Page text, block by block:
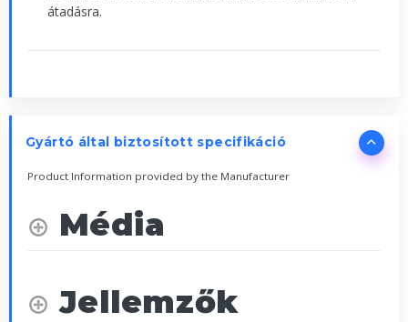
átadásra.
Gyártó által biztosított specifikáció
Product Information provided by the Manufacturer
Média
Jellemzők